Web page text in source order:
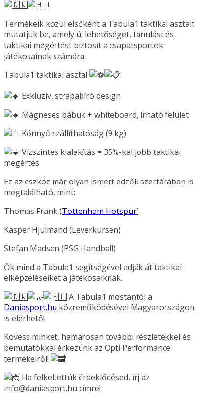
Termékeik közül elsőként a Tabula1 taktikai asztalt
mutatjuk be, amely új lehetőséget, tanulást és
taktikai megértést biztosít a csapatsportok
játékosainak számára.
Tabula1 taktikai asztal
:
Exkluzív, strapabíró design
Mágneses bábuk + whiteboard, írható felület
Könnyű szállíthatóság (9 kg)
Vízszintes kialakítás = 35%-kal jobb taktikai
megértés
Ez az eszköz már olyan ismert edzők szertárában is
megtalálható, mint:
Thomas Frank (Tottenham Hotspur)
Kasper Hjulmand (Leverkursen)
Stefan Madsen (PSG Handball)
Ők mind a Tabula1 segítségével adják át taktikai
elképzeléseiket a játékosaiknak.
A Tabula1 mostantól a
Daniasport.hu közreműködésével Magyarországon
is elérhető!
Kövess minket, hamarosan további részletekkel és
bemutatókkal érkezünk az Opti Performance
termékeiről!
Ha felkeltettük érdeklődésed, írj az
info@daniasport.hu címre!